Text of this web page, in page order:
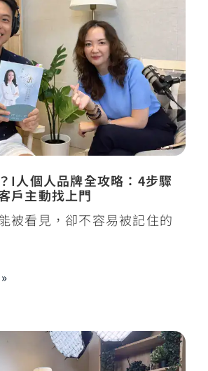
I人個人品牌全攻略：4步驟
戶主動找上門
被看見，卻不容易被記住的